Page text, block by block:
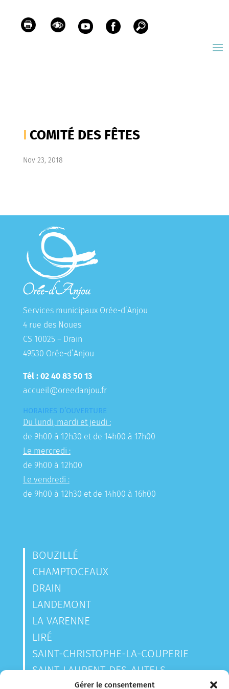
Gérer le consentement
COMITÉ DES FÊTES
Nov 23, 2018
Services municipaux Orée-d’Anjou
4 rue des Noues
CS 10025 – Drain
49530 Orée-d’Anjou
Tél : 02 40 83 50 13
accueil@oreedanjou.fr
HORAIRES D’OUVERTURE
Du lundi, mardi et jeudi :
de 9h00 à 12h30 et de 14h00 à 17h00
Le mercredi :
de 9h00 à 12h00
Le vendredi :
de 9h00 à 12h30 et de 14h00 à 16h00
BOUZILLÉ
CHAMPTOCEAUX
DRAIN
LANDEMONT
LA VARENNE
LIRÉ
SAINT-CHRISTOPHE-LA-COUPERIE
SAINT-LAURENT-DES-AUTELS
SAINT-SAUVEUR-DE-LANDEMONT